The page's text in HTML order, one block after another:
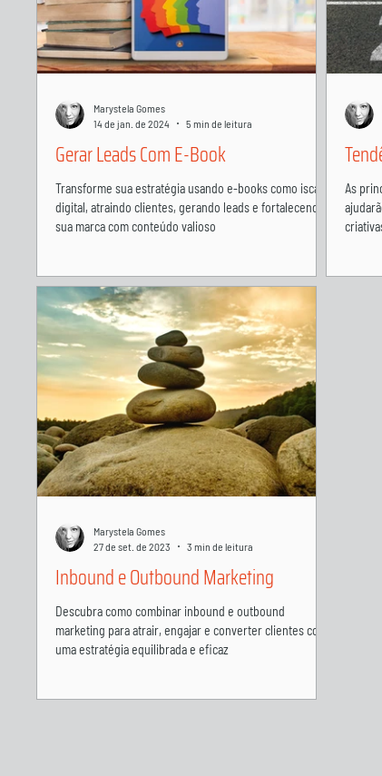
Gerar Leads Com E-Book
Transforme sua estratégia usando e-books como isca
digital, atraindo clientes, gerando leads e fortalecendo
sua marca com conteúdo valioso
Marystela Gomes
14 de jan. de 2024
5 min de leitura
As
Inbound e Outbound Marketing
Descubra como combinar inbound e outbound
marketing para atrair, engajar e converter clientes com
uma estratégia equilibrada e eficaz
Marystela Gomes
27 de set. de 2023
3 min de leitura